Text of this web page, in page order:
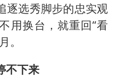
逐选秀脚步的忠实观
用换台，就重回“看
。
不下来